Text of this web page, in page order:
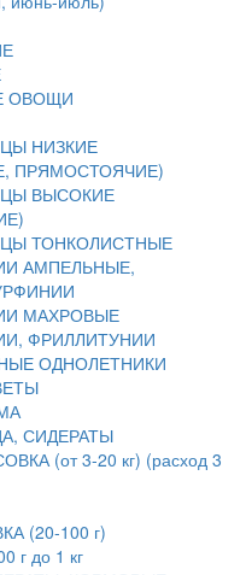
ОВОЩИ
НИЗКИЕ
ПРЯМОСТОЯЧИЕ)
ВЫСОКИЕ
ТОНКОЛИСТНЫЕ
АМПЕЛЬНЫЕ,
МАХРОВЫЕ
ФРИЛЛИТУНИИ
ОДНОЛЕТНИКИ
СИДЕРАТЫ
(от 3-20 кг) (расход 3
(20-100 г)
г до 1 кг